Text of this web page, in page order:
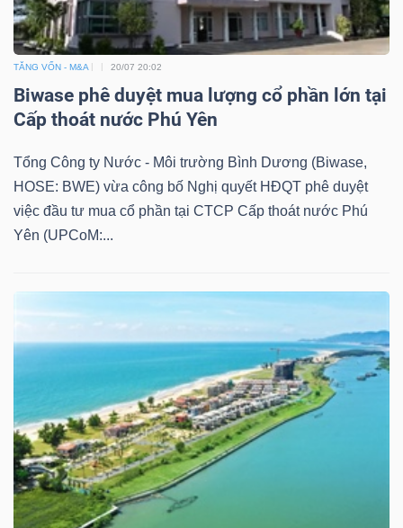
TĂNG VỐN - M&A 20/07 20:02
Biwase phê duyệt mua lượng cổ phần lớn tại
Cấp thoát nước Phú Yên
Tổng Công ty Nước - Môi trường Bình Dương (Biwase,
HOSE: BWE) vừa công bố Nghị quyết HĐQT phê duyệt
việc đầu tư mua cổ phần tại CTCP Cấp thoát nước Phú
Yên (UPCoM:...